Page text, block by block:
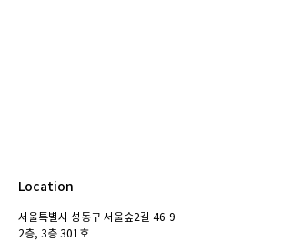
Location
서울특별시 성동구 서울숲2길 46-9
​2층, 3층 301호